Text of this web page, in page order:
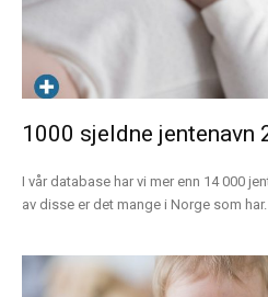
1000 sjeldne jentenavn
I vår database har vi mer enn 14 000
av disse er det mange i Norge som